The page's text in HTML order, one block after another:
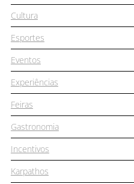
Cultura
Esportes
Eventos
Experiências
Feiras
Gastronomia
Incentivos
Karpathos